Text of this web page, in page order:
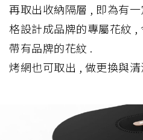
再取出收納隔層 , 即為有
格設計成品牌的專屬花紋 ,
帶有品牌的花紋 .
烤網也可取出 , 做更換與清